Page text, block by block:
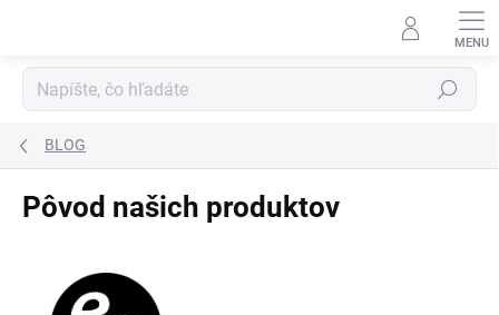
Hľadať
BLOG
Pôvod našich produktov